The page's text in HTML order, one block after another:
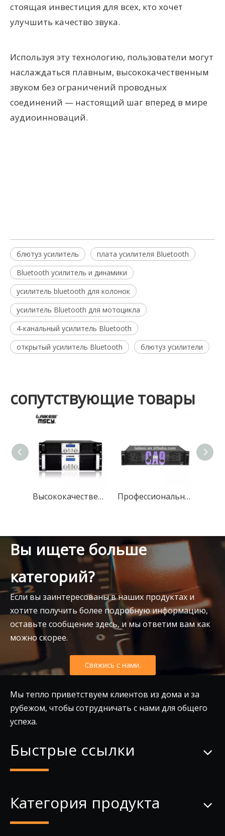
стоящая инвестиция для всех, кто хочет
улучшить качество звука.
Используя эту технологию, пользователи могут
наслаждаться плавным, высококачественным
звуком без ограничений проводных
соединений — настоящий шаг вперед в мире
аудиоинноваций.
блютуз усилитель
плата усилителя Bluetooth
Bluetooth усилитель и динамики
усилитель bluetooth для колонок​
усилитель Bluetooth для мотоцикла
4-канальный усилитель Bluetooth
открытый усилитель Bluetooth
блютуз усилители
сопутствующие товары
Высококачественный модуль караоке-усилитель с усилителем мощности экрана Dj профессиональный усилитель Профессиональный уличный усилитель мощности CA9 мощностью 780 Вт
Вы ищете больше
категорий?
Если вы заинтересованы в наших продуктах и
хотите получить более подробную информацию,
оставьте сообщение здесь, и мы ответим вам как
можно скорее.
Свяжись с нами.
Мы тепло приветствуем клиентов из дома и за
рубежом, чтобы сотрудничать с нами для общего
успеха.
Быстрые ссылки
Категория продукта